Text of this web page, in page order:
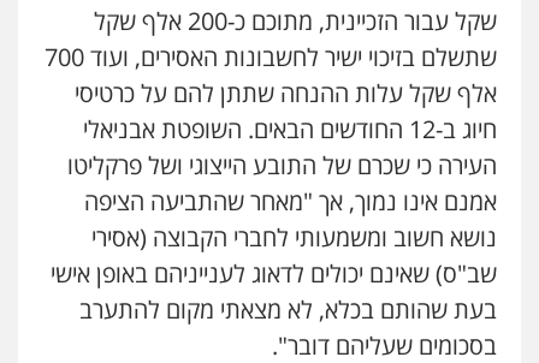
שקל עבור הזכיינית, מתוכם כ-200 אלף שקל
שתשלם בזיכוי ישיר לחשבונות האסירים, ועוד 700
אלף שקל עלות ההנחה שתתן להם על כרטיסי
חיוג ב-12 החודשים הבאים. השופטת אבניאלי
העירה כי שכרם של התובע הייצוגי ושל פרקליטו
אמנם אינו נמוך, אך "מאחר שהתביעה הציפה
נושא חשוב ומשמעותי לחברי הקבוצה (אסירי
שב"ס) שאינם יכולים לדאוג לענייניהם באופן אישי
בעת שהותם בכלא, לא מצאתי מקום להתערב
בסכומים שעליהם דובר".